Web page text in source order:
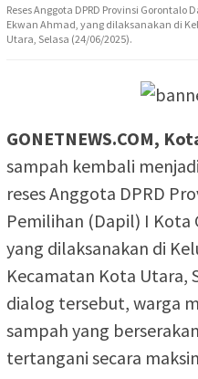
Reses Anggota DPRD Provinsi
Ekwan Ahmad, yang dilaksanakan di
Utara, Selasa (24/06/2025).
GONETNEWS.COM,
sampah kembali
reses Anggota DPRD
Pemilihan (Dapil) I Kota
yang dilaksanakan di
Kecamatan Kota Utara,
dialog tersebut, warga
sampah yang
tertangani secara